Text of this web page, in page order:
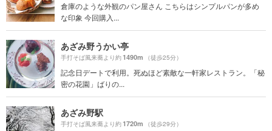
倉庫のような外観のパン屋さん こちらはシンプルパンが多め
な印象 今回購入...
あざみ野うかい亭
手打そば風来蕎より約1490m （徒歩25分）
記念日デートで利用。死ぬほど素敵な一軒家レストラン。「秘
密の花園」ばりの...
あざみ野駅
手打そば風来蕎より約1720m （徒歩29分）